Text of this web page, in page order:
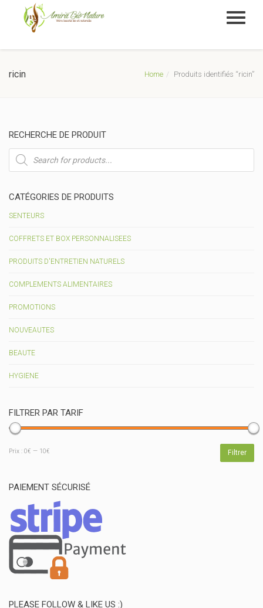
ricin Home Produits identifiés “ricin”
RECHERCHE DE PRODUIT
Recherche
de
produits
CATÉGORIES DE PRODUITS
SENTEURS
COFFRETS ET BOX PERSONNALISEES
PRODUITS D'ENTRETIEN NATURELS
COMPLEMENTS ALIMENTAIRES
PROMOTIONS
NOUVEAUTES
BEAUTE
HYGIENE
FILTRER PAR TARIF
Prix
Prix
Filtrer
Prix : 0€ — 10€
PAIEMENT SÉCURISÉ
PLEASE FOLLOW & LIKE US :)